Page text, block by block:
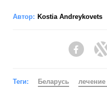
Автор: Kostia Andreykovets
Теги: Беларусь